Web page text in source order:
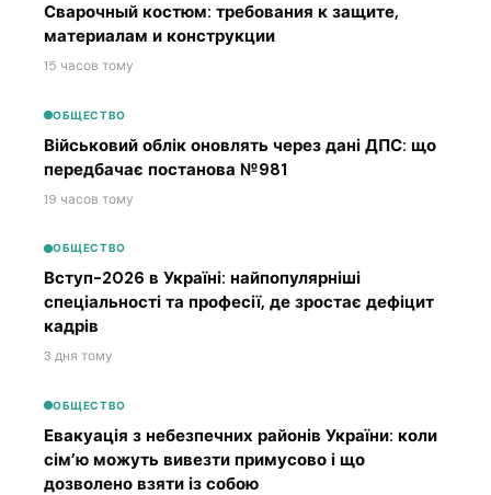
Сварочный костюм: требования к защите,
материалам и конструкции
15 часов тому
ОБЩЕСТВО
Військовий облік оновлять через дані ДПС: що
передбачає постанова №981
19 часов тому
ОБЩЕСТВО
Вступ-2026 в Україні: найпопулярніші
спеціальності та професії, де зростає дефіцит
кадрів
3 дня тому
ОБЩЕСТВО
Евакуація з небезпечних районів України: коли
сім’ю можуть вивезти примусово і що
дозволено взяти із собою